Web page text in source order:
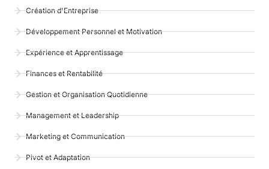
Création d'Entreprise
Développement Personnel et Motivation
Expérience et Apprentissage
Finances et Rentabilité
Gestion et Organisation Quotidienne
Management et Leadership
Marketing et Communication
Pivot et Adaptation